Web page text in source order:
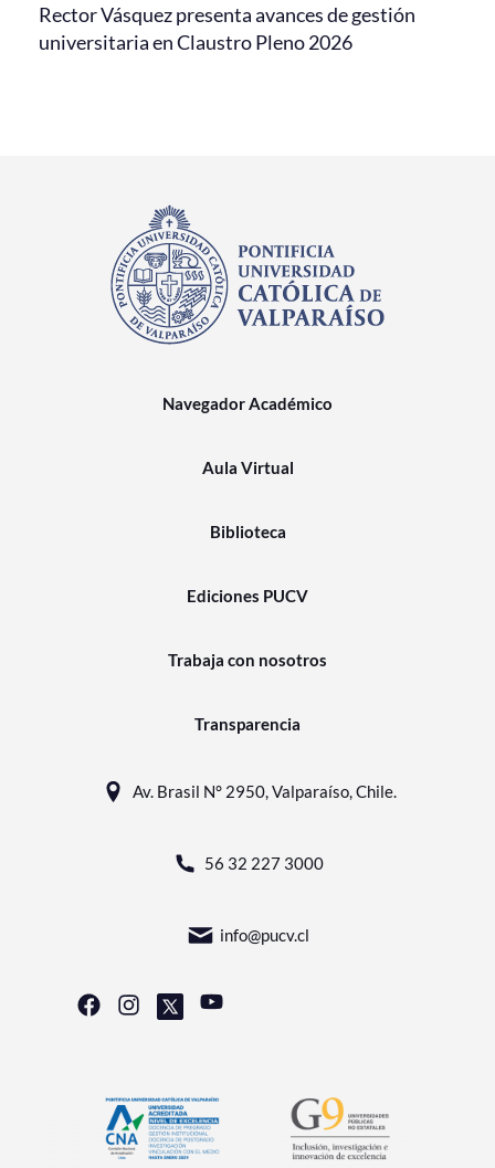
Rector Vásquez presenta avances de gestión
universitaria en Claustro Pleno 2026
Navegador Académico
Aula Virtual
Biblioteca
Ediciones PUCV
Trabaja con nosotros
Transparencia
Av. Brasil N° 2950, Valparaíso, Chile.
56 32 227 3000
info@pucv.cl